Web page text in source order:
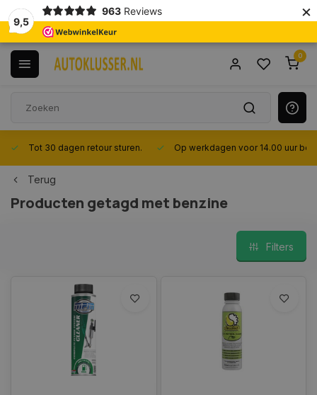
9,5
963 Reviews ×
0
Tot 30 dagen retour sturen. Op werkdagen voor 14.00 uur
Terug
Producten getagd met benzine
Filters